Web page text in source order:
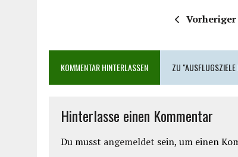
KOMMENTAR HINTERLASSEN ZU
Hinterlasse einen Kommentar
Du musst angemeldet sein, um einen